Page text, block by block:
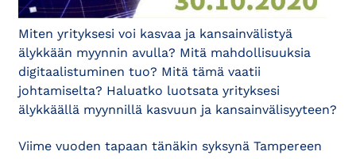
Miten yrityksesi voi kasvaa ja kansainvälistyä
älykkään myynnin avulla? Mitä mahdollisuuksia
digitaalistuminen tuo? Mitä tämä vaatii
johtamiselta? Haluatko luotsata yrityksesi
älykkäällä myynnillä kasvuun ja kansainvälisyyteen?
Viime vuoden tapaan tänäkin syksynä Tampereen